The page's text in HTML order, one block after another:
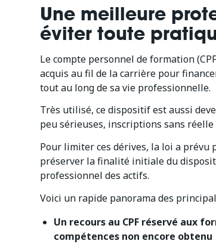
Une meilleure
éviter toute
Le compte personnel de formation
acquis au fil de la carrière pour
tout au long de sa vie professionnelle.
Très utilisé, ce dispositif est aussi
peu sérieuses, inscriptions sans
Pour limiter ces dérives, la loi a prévu
préserver la finalité initiale du
professionnel des actifs.
Voici un rapide panorama des
Un recours au CPF réservé aux
compétences non encore obtenu